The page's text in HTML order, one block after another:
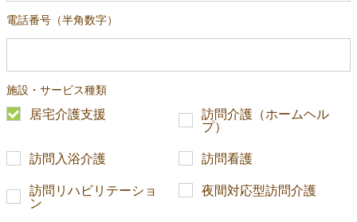
電話番号（半角数字）
施設・サービス種類
居宅介護支援
訪問介護（ホームヘル
プ）
訪問入浴介護 訪問看護
訪問リハビリテーショ
ン
夜間対応型訪問介護